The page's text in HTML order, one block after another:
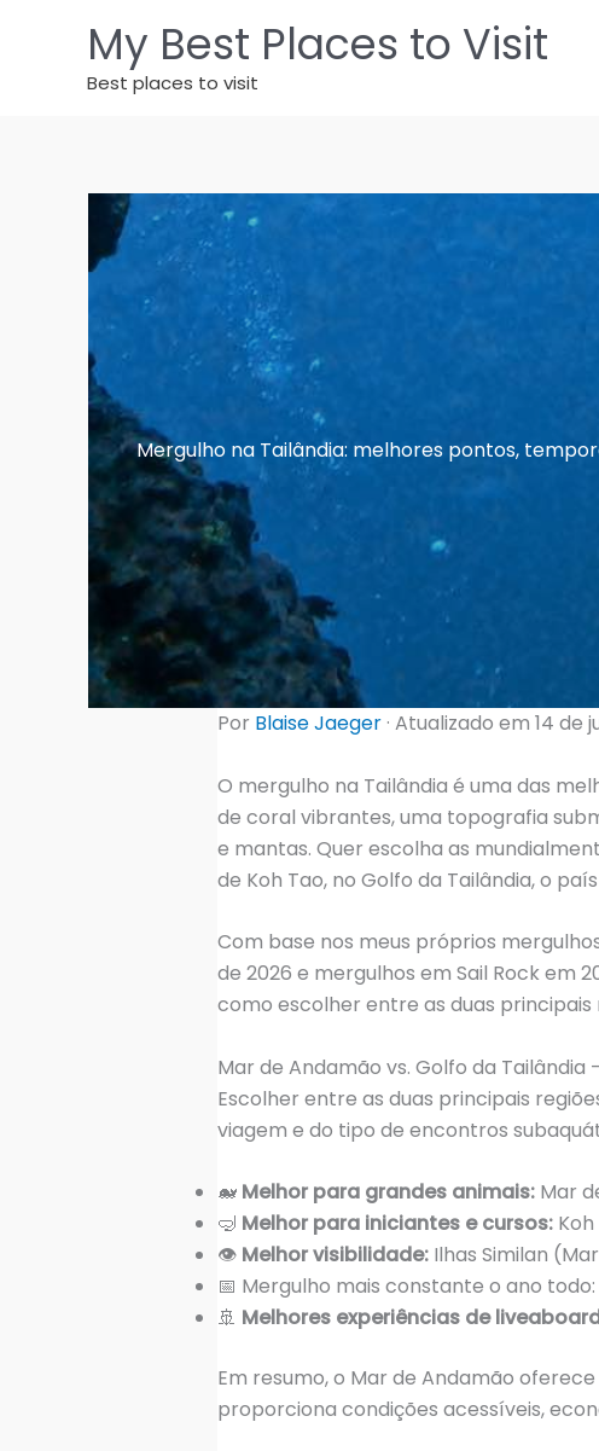
My Best Places to Visit
Best places to visit
Mergulho na Tailândia: melhores pontos,
Por Blaise Jaeger · Atualizado em 14 de
O mergulho na Tailândia é uma das
de coral vibrantes, uma topografia
e mantas. Quer escolha as
de Koh Tao, no Golfo da Tailândia, o
Com base nos meus próprios
de 2026 e mergulhos em Sail Rock em
como escolher entre as duas principais
Mar de Andamão vs. Golfo da
Escolher entre as duas principais
viagem e do tipo de encontros
🐋 Melhor para grandes animais: Mar
🤿 Melhor para iniciantes e cursos:
👁️ Melhor visibilidade: Ilhas Similan
📅 Mergulho mais constante o ano
🚢 Melhores experiências de
Em resumo, o Mar de Andamão
proporciona condições acessíveis,